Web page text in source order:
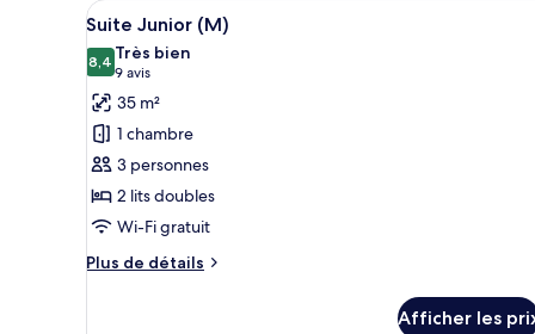
Sea
View
with
View
Afficher
toutes
les
photos
pour
ce
type
de
chambre :
Suite
Une chambre d’hôtel avec
2
Suite Junior (M)
8,48,4 sur 10
Très bien
9 avis
(9 avis)
35 m²
1 chambre
3 personnes
2 lits doubles
Wi-Fi gratuit
Plus de détails
Plus
Afficher les